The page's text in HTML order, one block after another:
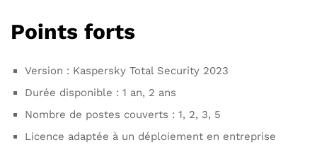
Points forts
Version : Kaspersky Total Security 2023
Durée disponible : 1 an, 2 ans
Nombre de postes couverts : 1, 2, 3, 5
Licence adaptée à un déploiement en entreprise